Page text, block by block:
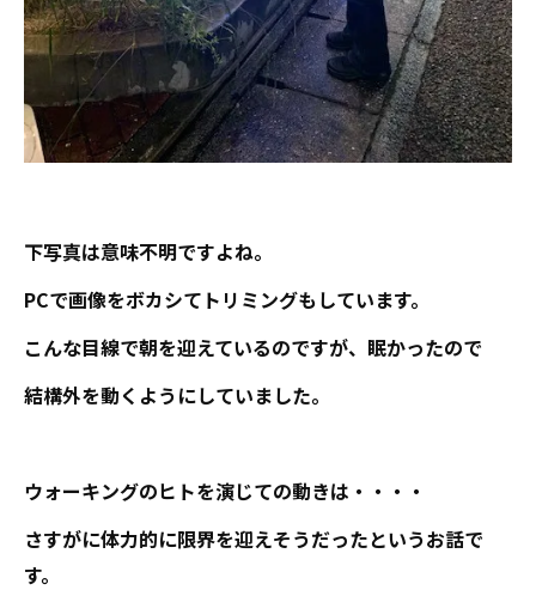
下写真は意味不明ですよね。
PCで画像をボカシてトリミングもしています。
こんな目線で朝を迎えているのですが、眠かったので
結構外を動くようにしていました。
ウォーキングのヒトを演じての動きは・・・・
さすがに体力的に限界を迎えそうだったというお話で
す。